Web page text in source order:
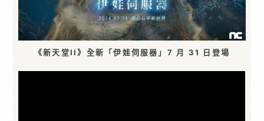
《新天堂II》全新「伊娃伺服器」7 月 31 日登場